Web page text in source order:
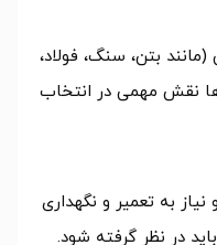
بتن، سنگ، فولاد،
نقش مهمی در انتخاب
نیاز به تعمیر و نگهداری
در نظر گرفته شود.